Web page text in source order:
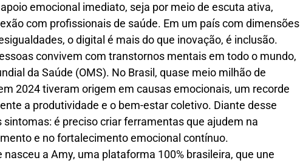
emocional imediato, seja por meio de escuta ativa,
com profissionais de saúde. Em um país com dimensões
o digital é mais do que inovação, é inclusão.
convivem com transtornos mentais em todo o mundo,
da Saúde (OMS). No Brasil, quase meio milhão de
2024 tiveram origem em causas emocionais, um recorde
a produtividade e o bem-estar coletivo. Diante desse
é preciso criar ferramentas que ajudem na
e no fortalecimento emocional contínuo.
a Amy, uma plataforma 100% brasileira, que une